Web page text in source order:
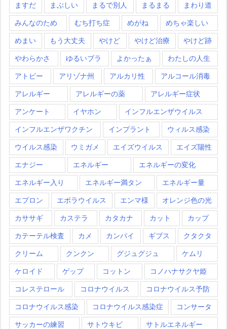
ますだ まぶしい まるで別人 まるまる まわり道
みんなのため むち打ち症 めがね めちゃ楽しい
めまい もう大丈夫 やけど やけど治療 やけど跡
やわらかさ ゆるいブラ よかったぁ わたしの人生
アトピー アリゾナ州 アルカリ性 アルコール消毒
アレルギー アレルギーの薬 アレルギー症状
アンケート イヤホン インフルエンザウイルス
インフルエンザワクチン インプラント ウィルス感染
ウイルス感染 ウミガメ エイズウイルス エイズ陽性
エナジー エネルギー エネルギーの変化
エネルギー入り エネルギー満タン エネルギー量
エプロン エボラウイルス エンマ様 オレンジ色の光
カササギ カステラ カタカナ カット カップ
カテーテル検査 カメ カンパイ ギブス クタクタ
クリーム クンクン グジュグジュ ケムリ
ケロイド ゲップ コットン コノハナサクヤ姫
コレステロール コロナウイルス コロナウイルス予防
コロナウイルス感染 コロナウイルス感染症 コンサータ
サッカーの練習 サトウキビ サトルエネルギー